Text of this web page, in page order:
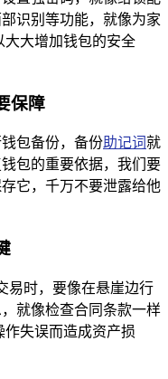
识别等功能，就像为家
大大增加钱包的安全
保障
包备份，备份助记词就
包的重要依据，我们要
它，千万不要泄露给他
易时，要像在悬崖边行
就像检查合同条款一样
失误而造成资产损